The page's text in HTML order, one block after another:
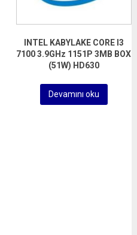
INTEL KABYLAKE CORE I3
7100 3.9GHz 1151P 3MB BOX
(51W) HD630
Devamını oku